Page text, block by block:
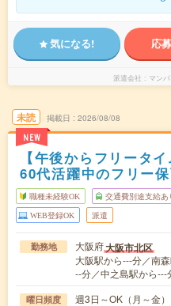
気になる! 応
派遣会社 マン
未読
NEW
掲載日 2026/08/08
【午後からフリータ
60代活躍中のフリー
職種未経験OK 交通費別途支給あ
WEB登録OK 派遣
勤務地 大阪府大阪市北区
大阪駅から---分／南
--分／中之島駅から
曜日頻度 週3日～OK（月～金）